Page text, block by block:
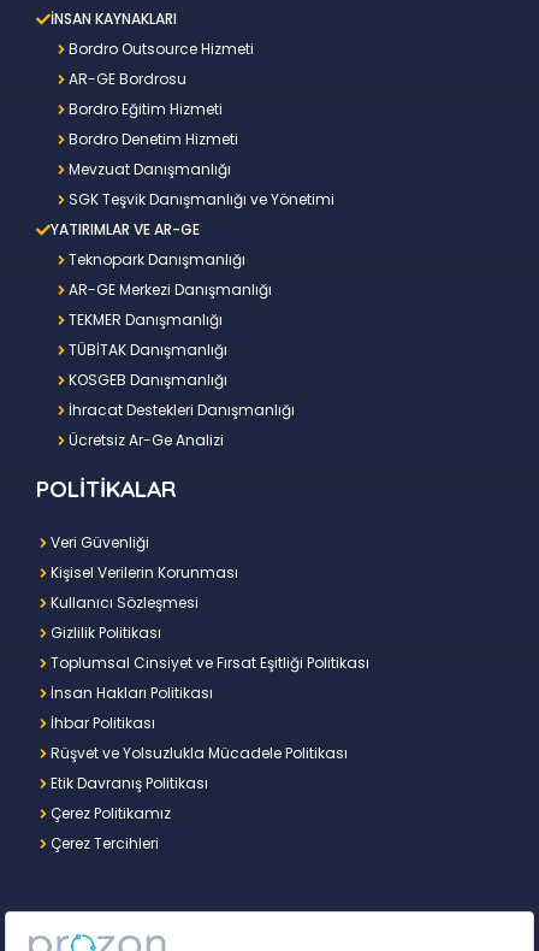
İNSAN KAYNAKLARI
Bordro Outsource Hizmeti
AR-GE Bordrosu
Bordro Eğitim Hizmeti
Bordro Denetim Hizmeti
Mevzuat Danışmanlığı
SGK Teşvik Danışmanlığı ve Yönetimi
YATIRIMLAR VE AR-GE
Teknopark Danışmanlığı
AR-GE Merkezi Danışmanlığı
TEKMER Danışmanlığı
TÜBİTAK Danışmanlığı
KOSGEB Danışmanlığı
İhracat Destekleri Danışmanlığı
Ücretsiz Ar-Ge Analizi
POLİTİKALAR
Veri Güvenliği
Kişisel Verilerin Korunması
Kullanıcı Sözleşmesi
Gizlilik Politikası
Toplumsal Cinsiyet ve Fırsat Eşitliği Politikası
İnsan Hakları Politikası
İhbar Politikası
Rüşvet ve Yolsuzlukla Mücadele Politikası
Etik Davranış Politikası
Çerez Politikamız
Çerez Tercihleri